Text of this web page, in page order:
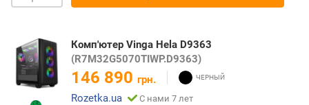
Комп'ютер Vinga Hela D9363
(R7M32G5070TIWP.D9363)
146 890 грн.
Rozetka.ua
С нами 7 лет